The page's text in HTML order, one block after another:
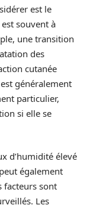
est le
souvent à
une transition
des
cutanée
généralement
particulier,
si elle se
d’humidité élevé
également
facteurs sont
Les